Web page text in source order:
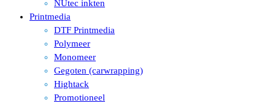
NUtec inkten
Printmedia
DTF Printmedia
Polymeer
Monomeer
Gegoten (carwrapping)
Hightack
Promotioneel